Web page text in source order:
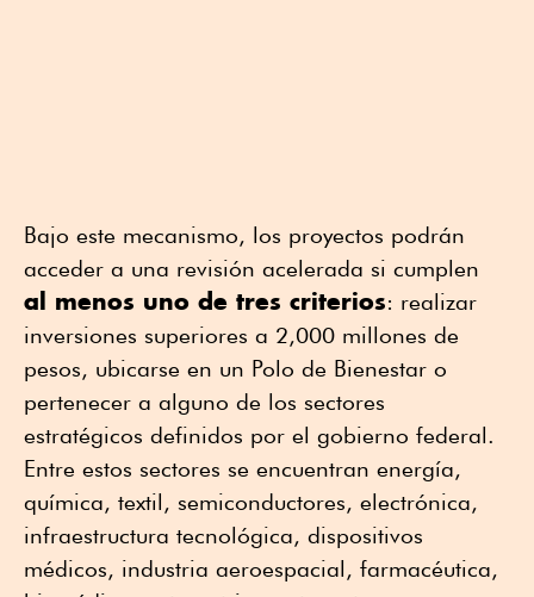
Bajo este mecanismo, los proyectos podrán
acceder a una revisión acelerada si cumplen
al menos uno de tres criterios: realizar
inversiones superiores a 2,000 millones de
pesos, ubicarse en un Polo de Bienestar o
pertenecer a alguno de los sectores
estratégicos definidos por el gobierno federal.
Entre estos sectores se encuentran energía,
química, textil, semiconductores, electrónica,
infraestructura tecnológica, dispositivos
médicos, industria aeroespacial, farmacéutica,